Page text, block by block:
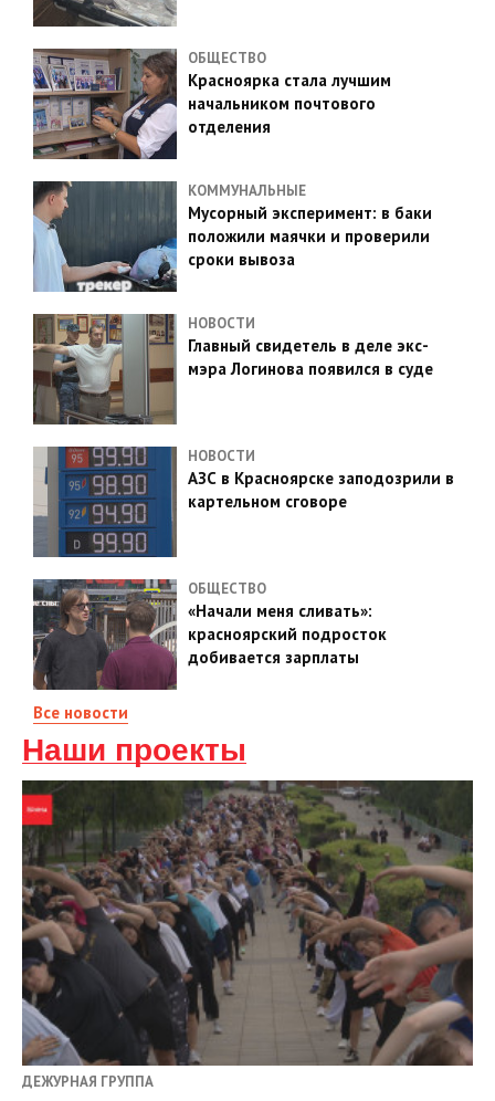
ОБЩЕСТВО
Красноярка стала лучшим
начальником почтового
отделения
КОММУНАЛЬНЫЕ
Мусорный эксперимент: в баки
положили маячки и проверили
сроки вывоза
НОВОСТИ
Главный свидетель в деле экс-
мэра Логинова появился в суде
НОВОСТИ
АЗС в Красноярске заподозрили в
картельном сговоре
ОБЩЕСТВО
«Начали меня сливать»:
красноярский подросток
добивается зарплаты
Все новости
Наши проекты
ДЕЖУРНАЯ ГРУППА